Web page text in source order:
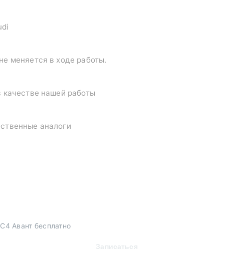
меняется в ходе работы.
нашей работы
аналоги
Авант бесплатно
Записаться